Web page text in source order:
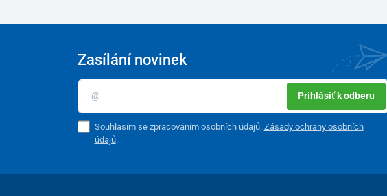
Zasílání novinek
Prihlásiť k odberu
Souhlasím se zpracováním osobních údajů. Zásady ochrany osobních
údajů.